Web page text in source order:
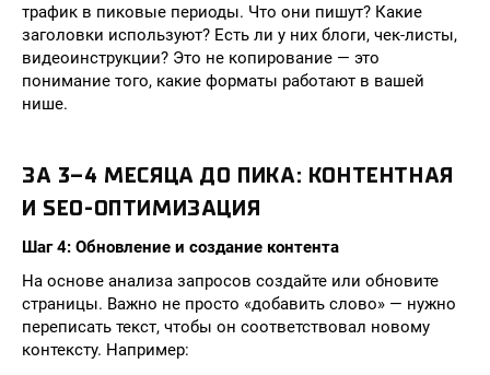
трафик в пиковые периоды. Что они пишут? Какие
заголовки используют? Есть ли у них блоги, чек-листы,
видеоинструкции? Это не копирование — это
понимание того, какие форматы работают в вашей
нише.
ЗА 3–4 МЕСЯЦА ДО ПИКА: КОНТЕНТНАЯ
И SEO-ОПТИМИЗАЦИЯ
Шаг 4: Обновление и создание контента
На основе анализа запросов создайте или обновите
страницы. Важно не просто «добавить слово» — нужно
переписать текст, чтобы он соответствовал новому
контексту. Например: